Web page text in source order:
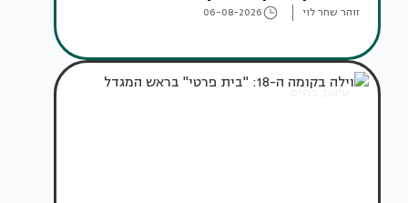
זוהר שחר לוי 06-08-2026
עיצוב בתים